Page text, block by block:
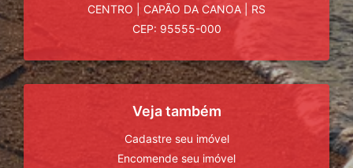
CENTRO
CAPÃO DA CANOA
RS
CEP: 95555-000
Veja também
Cadastre seu imóvel
Encomende seu imóvel